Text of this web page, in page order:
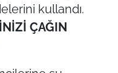
kullandı.
ÇAĞIN